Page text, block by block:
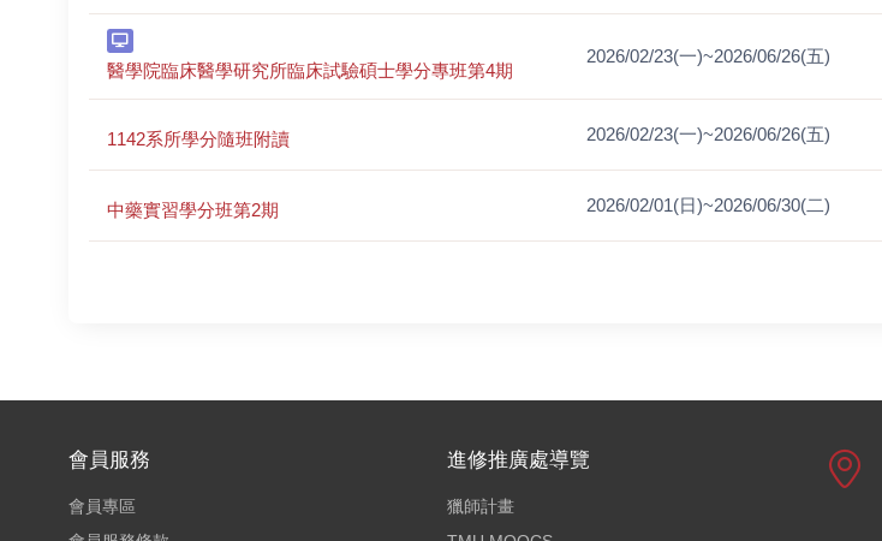
醫學院臨床醫學研究所臨床試驗碩士學分專班第4期
2026/02/23(一)~2026/06/26(五)
1142系所學分隨班附讀 2026/02/23(一)~2026/06/26(五)
中藥實習學分班第2期 2026/02/01(日)~2026/06/30(二)
會員服務
會員專區
進修推廣處導覽
獵師計畫